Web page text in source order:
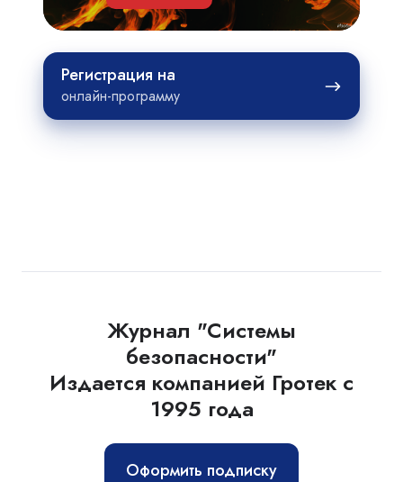
Регистрация на
онлайн-программу
Регистрация
Журнал "Системы
безопасности"
Издается компанией Гротек с
1995 года
Оформить подписку